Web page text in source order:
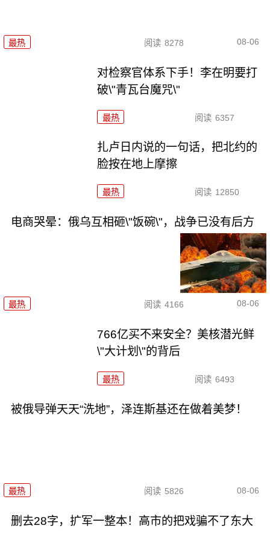
最热 阅读 8278 08-06
对检察官体系下手！李在明要打
破\"青瓦台魔咒\"
最热 阅读 6357
扎卢日内说的一句话，把北约的
脸按在地上摩擦
最热 阅读 12850
电商哭晕：俄乌互相砸\"饭碗\"，战争已没有后方
最热 阅读 4166 08-06
766亿买不来安全？美核潜光鲜
\"大计划\"的背后
最热 阅读 6493
被俄导弹天天“洗地”，泽连斯基还在做着美梦！
最热 阅读 5826 08-06
删去28字，扩军一整本！高市的把戏骗不了东大